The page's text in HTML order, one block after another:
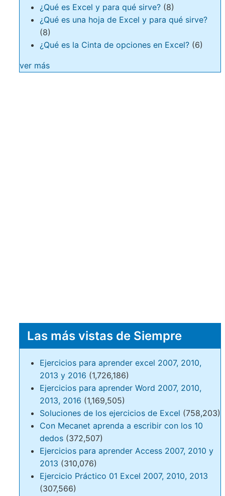
¿Qué es Excel y para qué sirve? (8)
¿Qué es una hoja de Excel y para qué sirve?
(8)
¿Qué es la Cinta de opciones en Excel? (6)
ver más
Las más vistas de Siempre
Ejercicios para aprender excel 2007, 2010,
2013 y 2016 (1,726,186)
Ejercicios para aprender Word 2007, 2010,
2013, 2016 (1,169,505)
Soluciones de los ejercicios de Excel (758,203)
Con Mecanet aprenda a escribir con los 10
dedos (372,507)
Ejercicios para aprender Access 2007, 2010 y
2013 (310,076)
Ejercicio Práctico 01 Excel 2007, 2010, 2013
(307,566)